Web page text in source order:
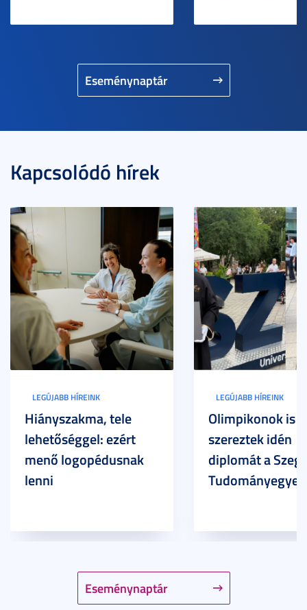
Eseménynaptár
Kapcsolódó hírek
Eseménynaptár
LEGÚJABB HÍREINK
Hiányszakma, tele
lehetőséggel: ezért
menő logopédusnak
lenni
LEGÚJABB HÍREINK
Olimpikonok is
szereztek idén
diplomát a